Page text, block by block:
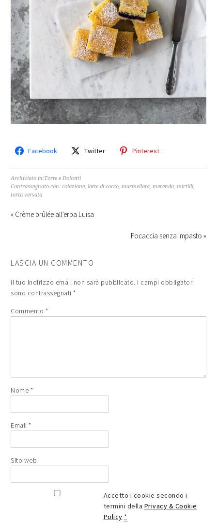
Facebook Twitter Pinterest
Archiviato in:Torte e Dolcetti
Contrassegnato con:colazione, latte di cocco,marmellata,merenda,mirtilli,
torta versata
« Crème brûlée all’erba Luisa
Focaccia senza impasto »
LASCIA UN COMMENTO
Il tuo indirizzo email non sarà pubblicato. I campi obbligatori
sono contrassegnati*
Commento *
Nome *
Email*
Sito web
Accetto i cookie secondo i
termini della Privacy & Cookie
Policy *